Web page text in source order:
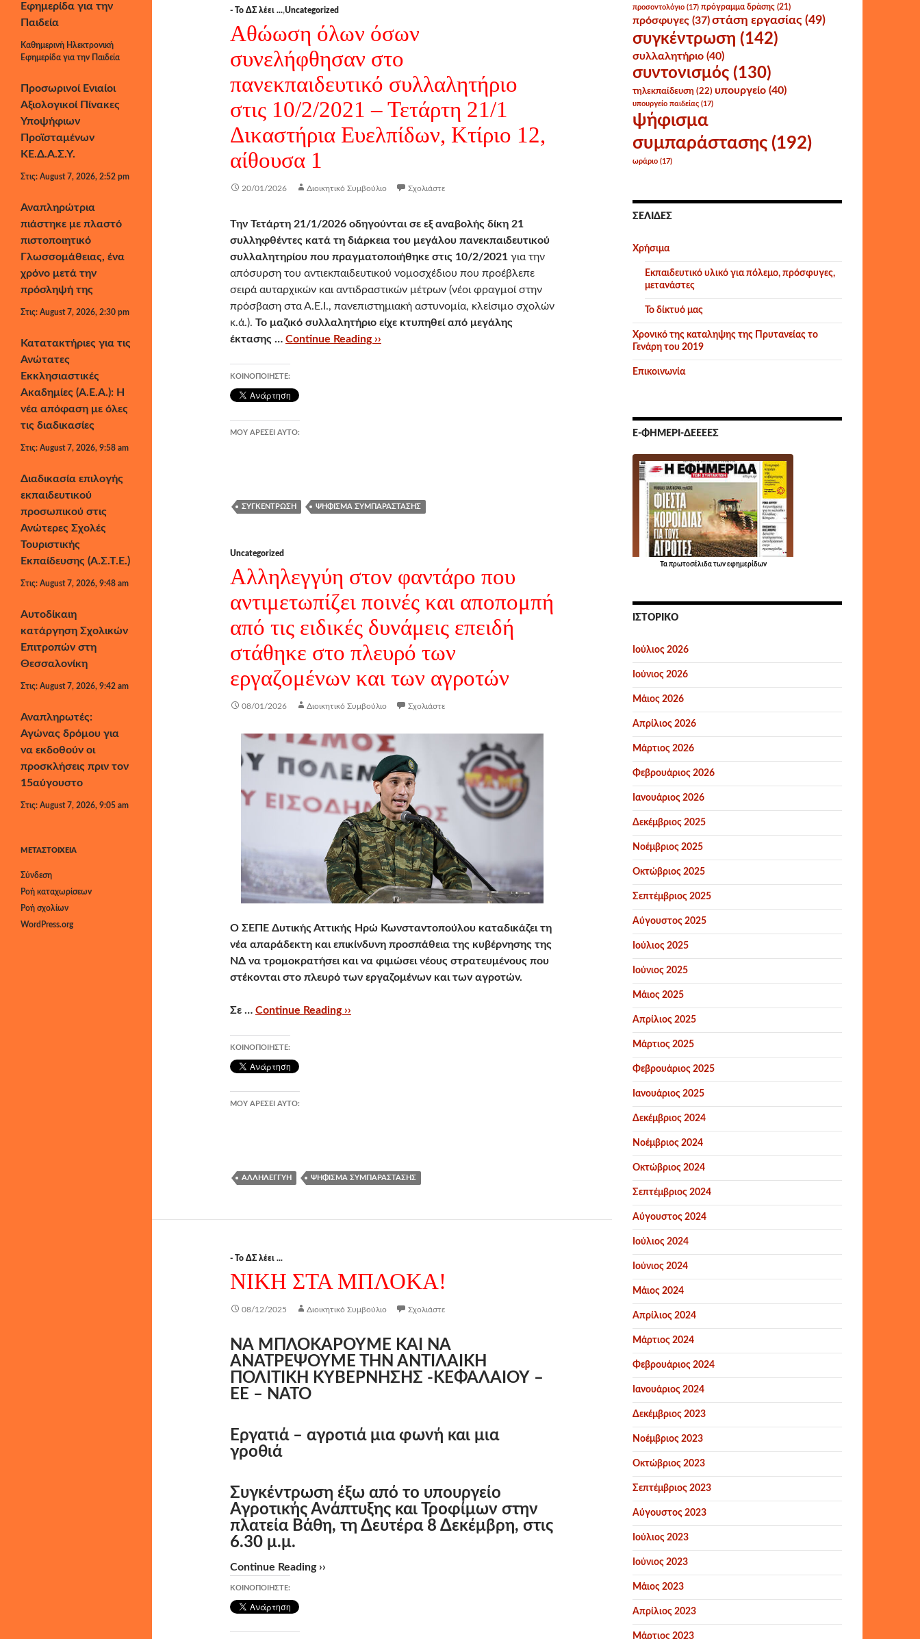
- Το ΔΣ λέει ...,Uncategorized
Αθώωση όλων όσων
συνελήφθησαν στο
πανεκπαιδευτικό συλλαλητήριο
στις 10/2/2021 – Τετάρτη 21/1
Δικαστήρια Ευελπίδων, Κτίριο 12,
αίθουσα 1
20/01/2026 Διοικητικό Συμβούλιο Σχολιάστε
Την Τετάρτη 21/1/2026 οδηγούνται σε εξ αναβολής δίκη 21
συλληφθέντες κατά τη διάρκεια του μεγάλου πανεκπαιδευτικού
συλλαλητηρίου που πραγματοποιήθηκε στις 10/2/2021 για την
απόσυρση του αντιεκπαιδευτικού νομοσχέδιου που προέβλεπε
σειρά αυταρχικών και αντιδραστικών μέτρων (νέοι φραγμοί στην
πρόσβαση στα Α.Ε.Ι., πανεπιστημιακή αστυνομία, κλείσιμο σχολών
κ.ά.). Το μαζικό συλλαλητήριο είχε κτυπηθεί από μεγάλης
έκτασης … Continue Reading ››
ΚΟΙΝΟΠΟΙΉΣΤΕ:
ΜΟΥ ΑΡΈΣΕΙ ΑΥΤΌ:
ΣΥΓΚΈΝΤΡΩΣΗ ΨΉΦΙΣΜΑ ΣΥΜΠΑΡΆΣΤΑΣΗΣ
Uncategorized
Αλληλεγγύη στον φαντάρο που
αντιμετωπίζει ποινές και αποπομπή
από τις ειδικές δυνάμεις επειδή
στάθηκε στο πλευρό των
εργαζομένων και των αγροτών
08/01/2026 Διοικητικό Συμβούλιο Σχολιάστε
Ο ΣΕΠΕ Δυτικής Αττικής Ηρώ Κωνσταντοπούλου καταδικάζει τη
νέα απαράδεκτη και επικίνδυνη προσπάθεια της κυβέρνησης της
ΝΔ να τρομοκρατήσει και να φιμώσει νέους στρατευμένους που
στέκονται στο πλευρό των εργαζομένων και των αγροτών.
Σε … Continue Reading ››
ΚΟΙΝΟΠΟΙΉΣΤΕ:
ΜΟΥ ΑΡΈΣΕΙ ΑΥΤΌ:
ΑΛΛΗΛΕΓΓΎΗ ΨΉΦΙΣΜΑ ΣΥΜΠΑΡΆΣΤΑΣΗΣ
- Το ΔΣ λέει ...
ΝΙΚΗ ΣΤΑ ΜΠΛΟΚΑ!
08/12/2025 Διοικητικό Συμβούλιο Σχολιάστε
ΝΑ ΜΠΛΟΚΑΡΟΥΜΕ ΚΑΙ ΝΑ
ΑΝΑΤΡΕΨΟΥΜΕ ΤΗΝ ΑΝΤΙΛΑΙΚΗ
ΠΟΛΙΤΙΚΗ
ΚΥΒΕΡΝΗΣΗΣ -ΚΕΦΑΛΑΙΟΥ –
ΕΕ – ΝΑΤΟ
Εργατιά – αγροτιά μια φωνή και μια
γροθιά
Συγκέντρωση έξω από το υπουργείο
Αγροτικής Ανάπτυξης και Τροφίμων στην
πλατεία Βάθη, τη Δευτέρα 8 Δεκέμβρη, στις
6.30 μ.μ.
Continue Reading ››
ΚΟΙΝΟΠΟΙΉΣΤΕ:
προσοντολόγιο (17) πρόγραμμα δράσης (21)
πρόσφυγες (37)στάση εργασίας (49)
συγκέντρωση (142)
συλλαλητήριο (40)
συντονισμός (130)
τηλεκπαίδευση (22) υπουργείο (40)
υπουργείο παιδείας (17)
ψήφισμα
συμπαράστασης (192)
ωράριο (17)
ΣΕΛΊΔΕΣ
Χρήσιμα
Εκπαιδευτικό υλικό για πόλεμο, πρόσφυγες,
μετανάστες
Το δίκτυό μας
Χρονικό της καταληψης της Πρυτανείας το
Γενάρη του 2019
Επικοινωνία
Ε-ΦΗΜΕΡΊ-ΔΕΕΕΕΣ
Τα πρωτοσέλιδατων εφημερίδων
ΙΣΤΟΡΙΚΌ
Ιούλιος 2026
Ιούνιος 2026
Μάιος 2026
Απρίλιος 2026
Μάρτιος 2026
Φεβρουάριος 2026
Ιανουάριος 2026
Δεκέμβριος 2025
Νοέμβριος 2025
Οκτώβριος 2025
Σεπτέμβριος 2025
Αύγουστος 2025
Ιούλιος 2025
Ιούνιος 2025
Μάιος 2025
Απρίλιος 2025
Μάρτιος 2025
Φεβρουάριος 2025
Ιανουάριος 2025
Δεκέμβριος 2024
Νοέμβριος 2024
Οκτώβριος 2024
Σεπτέμβριος 2024
Αύγουστος 2024
Ιούλιος 2024
Ιούνιος 2024
Μάιος 2024
Απρίλιος 2024
Μάρτιος 2024
Φεβρουάριος 2024
Ιανουάριος 2024
Δεκέμβριος 2023
Νοέμβριος 2023
Οκτώβριος 2023
Σεπτέμβριος 2023
Αύγουστος 2023
Ιούλιος 2023
Ιούνιος 2023
Μάιος 2023
Απρίλιος 2023
Μάρτιος 2023
Εφημερίδα για την
Παιδεία
Καθημερινή Ηλεκτρονική
Εφημερίδα για την Παιδεία
Προσωρινοί Ενιαίοι
Αξιολογικοί Πίνακες
Υποψήφιων
Προϊσταμένων
ΚΕ.Δ.Α.Σ.Υ.
Στις: August 7, 2026, 2:52 pm
Αναπληρώτρια
πιάστηκε με πλαστό
πιστοποιητικό
Γλωσσομάθειας, ένα
χρόνο μετά την
πρόσληψή της
Στις: August 7, 2026, 2:30 pm
Κατατακτήριες για τις
Ανώτατες
Εκκλησιαστικές
Ακαδημίες (Α.Ε.Α.): Η
νέα απόφαση με όλες
τις διαδικασίες
Στις: August 7, 2026, 9:58 am
Διαδικασία επιλογής
εκπαιδευτικού
προσωπικού στις
Ανώτερες Σχολές
Τουριστικής
Εκπαίδευσης (Α.Σ.Τ.Ε.)
Στις: August 7, 2026, 9:48 am
Αυτοδίκαιη
κατάργηση Σχολικών
Επιτροπών στη
Θεσσαλονίκη
Στις: August 7, 2026, 9:42 am
Αναπληρωτές:
Αγώνας δρόμου για
να εκδοθούν οι
προσκλήσεις πριν τον
15αύγουστο
Στις: August 7, 2026, 9:05 am
ΜΕΤΑΣΤΟΙΧΕΊΑ
Σύνδεση
Ροή καταχωρίσεων
Ροή σχολίων
WordPress.org